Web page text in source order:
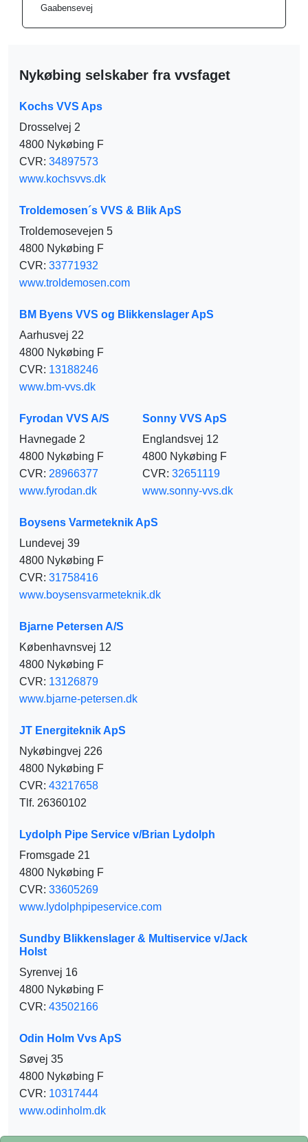
Gaabensevej
Nykøbing selskaber fra vvsfaget
Kochs VVS Aps
Drosselvej 2
4800 Nykøbing F
CVR: 34897573
www.kochsvvs.dk
Troldemosen´s VVS & Blik ApS
Troldemosevejen 5
4800 Nykøbing F
CVR: 33771932
www.troldemosen.com
BM Byens VVS og Blikkenslager ApS
Aarhusvej 22
4800 Nykøbing F
CVR: 13188246
www.bm-vvs.dk
Fyrodan VVS A/S
Havnegade 2
4800 Nykøbing F
CVR: 28966377
www.fyrodan.dk
Sonny VVS ApS
Englandsvej 12
4800 Nykøbing F
CVR: 32651119
www.sonny-vvs.dk
Boysens Varmeteknik ApS
Lundevej 39
4800 Nykøbing F
CVR: 31758416
www.boysensvarmeteknik.dk
Bjarne Petersen A/S
Københavnsvej 12
4800 Nykøbing F
CVR: 13126879
www.bjarne-petersen.dk
JT Energiteknik ApS
Nykøbingvej 226
4800 Nykøbing F
CVR: 43217658
Tlf. 26360102
Lydolph Pipe Service v/Brian Lydolph
Fromsgade 21
4800 Nykøbing F
CVR: 33605269
www.lydolphpipeservice.com
Sundby Blikkenslager & Multiservice v/Jack
Holst
Syrenvej 16
4800 Nykøbing F
CVR: 43502166
Odin Holm Vvs ApS
Søvej 35
4800 Nykøbing F
CVR: 10317444
www.odinholm.dk